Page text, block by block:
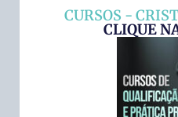
CURSOS -
CLIQUE